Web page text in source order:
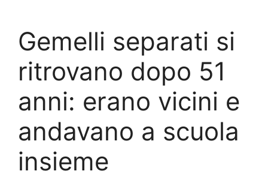
Gemelli separati si
ritrovano dopo 51
anni: erano vicini e
andavano a scuola
insieme